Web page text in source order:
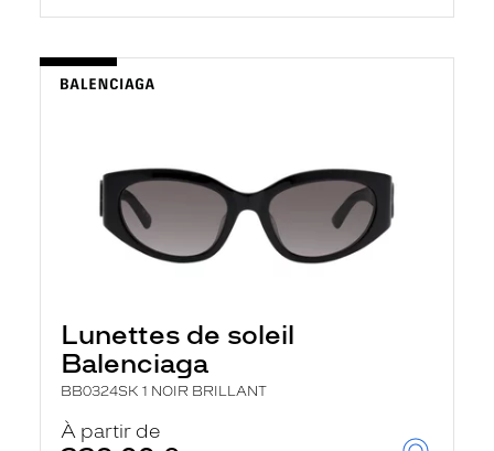
Lunettes de soleil
Balenciaga
BB0324SK 1 NOIR BRILLANT
À partir de